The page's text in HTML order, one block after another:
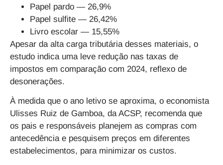
Papel pardo — 26,9%
Papel sulfite — 26,42%
Livro escolar — 15,55%
Apesar da alta carga tributária desses materiais, o
estudo indica uma leve redução nas taxas de
impostos em comparação com 2024, reflexo de
desonerações.
À medida que o ano letivo se aproxima, o economista
Ulisses Ruiz de Gamboa, da ACSP, recomenda que
os pais e responsáveis planejem as compras com
antecedência e pesquisem preços em diferentes
estabelecimentos, para minimizar os custos.